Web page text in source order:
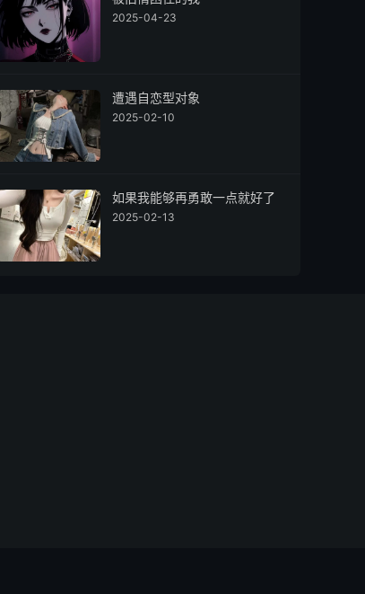
2025-04-23
遭遇自恋型对象
2025-02-10
如果我能够再勇敢一点就好了
2025-02-13